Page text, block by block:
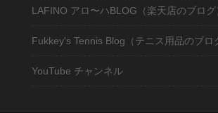
LAFINO アロ〜ハBLOG（楽天店のブログ
Fukkey's Tennis Blog（テニス用品のブロ
YouTube チャンネル